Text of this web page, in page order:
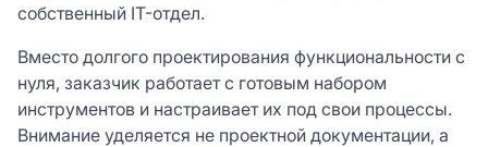
собственный IT-отдел.
Вместо долгого проектирования функциональности с
нуля, заказчик работает с готовым набором
инструментов и настраивает их под свои процессы.
Внимание уделяется не проектной документации, а